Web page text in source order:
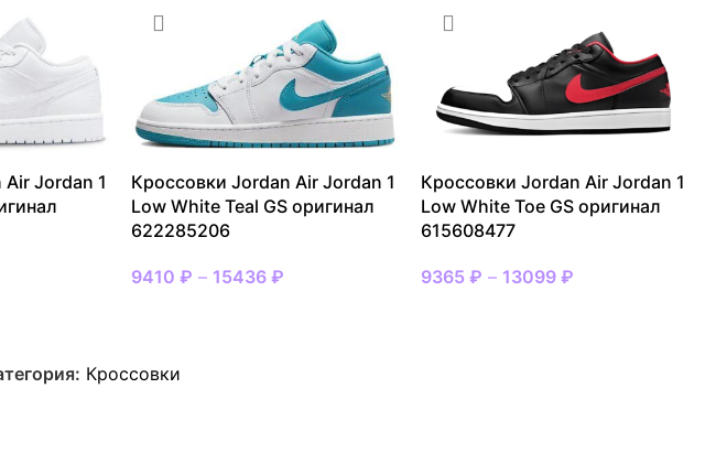
Jordan 1
Кроссовки Jordan Air Jordan 1
Low White Teal GS оригинал
622285206
9410₽ – 15436₽
Кроссовки Jordan Air Jordan 1
Low White Toe GS оригинал
615608477
9365₽ – 13099₽
Кроссовки